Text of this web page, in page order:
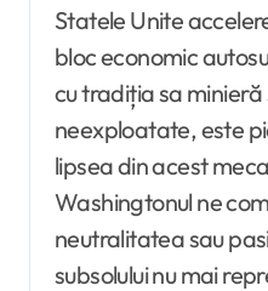
Statele Unite
bloc economic
cu tradiția sa minieră
neexploatate, este
lipsea din acest
Washingtonul ne
neutralitatea sau
subsolului nu mai